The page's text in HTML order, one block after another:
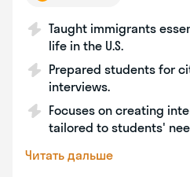
Taught immigrants
life in the U.S.
Prepared students for
interviews.
Focuses on creating
tailored to students'
Читать дальше